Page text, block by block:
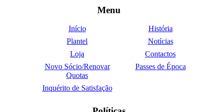
Menu
Início
História
Plantel
Notícias
Loja
Contactos
Novo Sócio/Renovar
Quotas
Passes de Época
Inquérito de Satisfação